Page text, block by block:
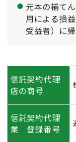
元本の補て
用による損
受益者）に帰
信託契約代理
店の商号
信託契約代理
業 登録番号